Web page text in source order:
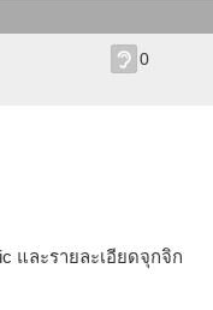
0
และรายละเอียดจุกจิก